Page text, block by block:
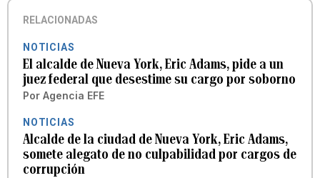
RELACIONADAS
NOTICIAS
El alcalde de Nueva York, Eric Adams, pide a un
juez federal que desestime su cargo por soborno
Por Agencia EFE
NOTICIAS
Alcalde de la ciudad de Nueva York, Eric Adams,
somete alegato de no culpabilidad por cargos de
corrupción